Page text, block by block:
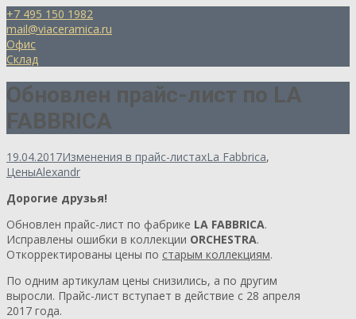
+7 495 150 1982
mail@viaceramica.ru
Офис
Склад
Обновлен прайс-лист по LA
FABBRICA
19.04.2017Изменения в прайс-листахLa Fabbrica,
ЦеныAlexandr
Дорогие друзья!
Обновлен прайс-лист по фабрике LA FABBRICA.
Исправлены ошибки в коллекции ORCHESTRA.
Откорректированы цены по старым коллекциям.
По одним артикулам цены снизились, а по другим
выросли. Прайс-лист вступает в действие с 28 апреля
2017 года.